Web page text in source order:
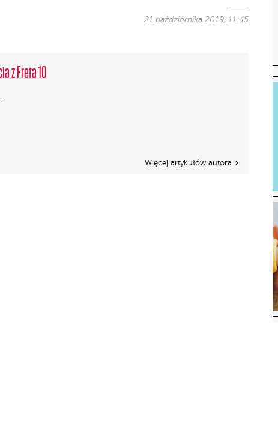
21 października 2019, 11:45
z Freta 10
Więcej artykułów autora